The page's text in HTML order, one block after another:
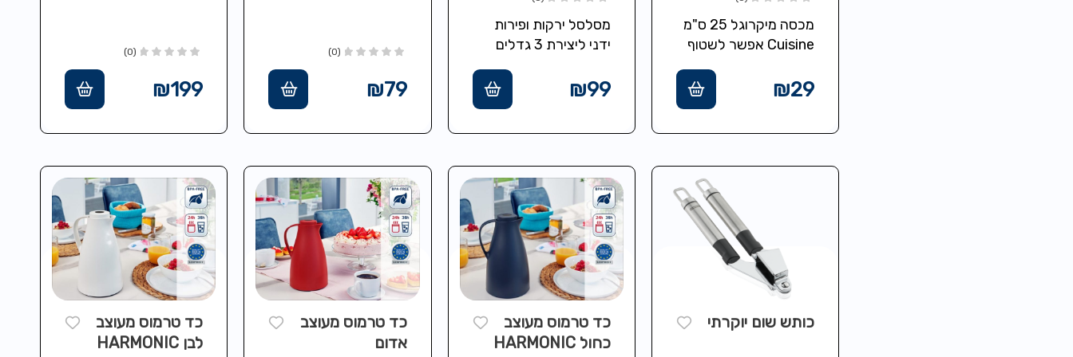
מכסה מיקרוגל 25 ס"מ
Cuisine אפשר לשטוף
מידות 30/30/9.5 ס"מ
₪29
מסלסל ירקות ופירות
ידני ליצירת 3 גדלים
₪99
(0)
₪79
(0)
₪199
כותש שום יוקרתי
כד טרמוס מעוצב
כחול HARMONIC
כד טרמוס מעוצב
אדום
כד טרמוס מעוצב
לבן HARMONIC